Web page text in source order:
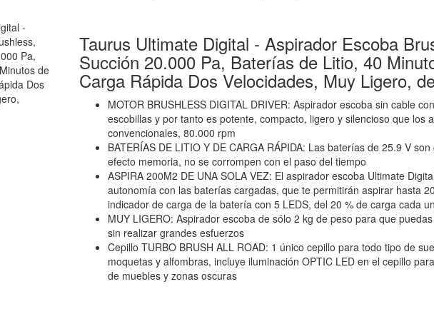
Taurus Ultimate Digital - Aspirador Escoba
Succión 20.000 Pa, Baterías de Litio, 40
Carga Rápida Dos Velocidades, Muy Ligero,
MOTOR BRUSHLESS DIGITAL DRIVER: Aspirador escoba sin cable
escobillas y por tanto es potente, compacto, ligero y silencioso que los
convencionales, 80.000 rpm
BATERÍAS DE LITIO Y DE CARGA RÁPIDA: Las baterías de 25.9 V
efecto memoria, no se corrompen con el paso del tiempo
ASPIRA 200M2 DE UNA SOLA VEZ: El aspirador escoba Ultimate
autonomía con las baterías cargadas, que te permitirán aspirar hasta
indicador de carga de la batería con 5 LEDS, del 20 % de carga cada
MUY LIGERO: Aspirador escoba de sólo 2 kg de peso para que
sin realizar grandes esfuerzos
Cepillo TURBO BRUSH ALL ROAD: 1 único cepillo para todo tipo de
moquetas y alfombras, incluye iluminación OPTIC LED en el cepillo
de muebles y zonas oscuras